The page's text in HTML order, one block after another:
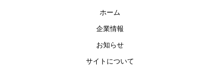
ホーム
企業情報
お知らせ
サイトについて